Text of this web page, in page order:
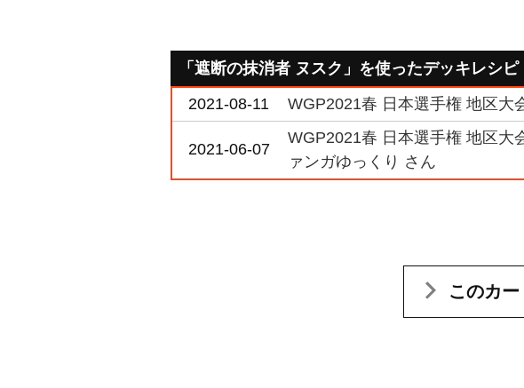
「遮断の抹消者 ヌスク」を使ったデッキレシピ
2021-08-11
WGP2021春 日本選手権 地区
2021-06-07
WGP2021春 日本選手権 地区
ァンガゆっくり さん
このカ